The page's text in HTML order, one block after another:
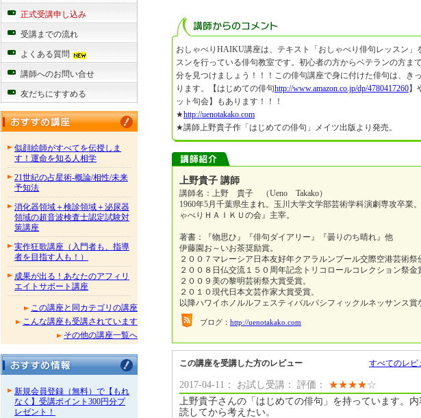
正式受講申し込み
受講までの流れ
よくある質問
講師へのお問い合せ
友だちにすすめる
似顔絵師がすべてを伝授しま
す！運命を知る人相学
21世紀の占星術-概論/相性/未来
予知法
消化器領域＋検診領域＋泌尿器
領域の超音波検査士認定試験対
策講座
実作狂歌講座（入門者も、指導
者を目指す人も！）
成果が出る！あなたのアフィリ
エイトサポート講座
この講座と同カテゴリの講座
こんな講座も受講されています
その他の講座一覧へ
新規会員登録（無料）で【もれ
なく】受講ポイント300円分プ
レゼント！
おしゃべりHAIKU講座は、テキスト「おしゃべり俳句レッスン」
スンを行っている俳句教室です。初心者の方からベテランの方ま
分を見つけましょう！！！この俳句講座で身に付けた俳句は、き
ります。【はじめての俳句http://www.amazon.co.jp/dp/4780417260】
ット句会】もあります！！！
★http://uenotakako.com
★講師上野貴子作「はじめての俳句」メイツ出版より発売。
上野貴子 講師
講師名：上野 貴子 （Ueno Takako）
1960年5月千葉県生まれ。玉川大学文学部芸術学科演劇専攻卒業
ゃべりＨＡＩＫＵの会』主宰。
著書：『物思ひ』『俳句ダイアリー』『曇りのち晴れ』他
伊藤園お～いお茶奨励賞。
２００７マレーシア日本友好年クアラルンプール交際空港芸術祭
２００８日仏交流１５０周年記念トリコロールコレクション祭金
２００９美の黎明芸術祭大賞受賞。
２０１０現代日本文芸作家大賞受賞。
以降ハワイホノルルフェスティバルパシフィックルネッサンス賞
ブログ： http://uenotakako.com
この講座を受講した方のレビュー すべてのレビ
2017-04-11： お試し受講： 評価： ★★★★☆
上野貴子さんの「はじめての俳句」を持っています。
読してから考えたい。